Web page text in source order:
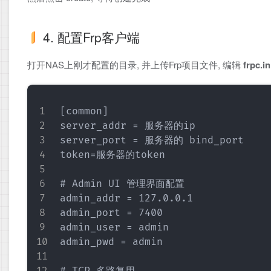
4. 配置Frp客户端
打开NAS上刚才配置的目录, 并上传Frp项目文件, 编辑
[common]
server_addr = 服务器的ip
server_port = 服务器的 bind_port
token=服务器的token
# Admin UI 管理界面配置
admin_addr = 127.0.0.1
admin_port = 7400
admin_user = admin
admin_pwd = admin